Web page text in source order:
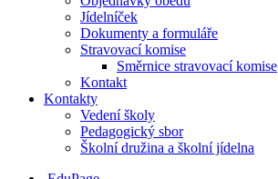
Jídelníček
Dokumenty a formuláře
Stravovací komise
Směrnice stravovací komise
Kontakt
Kontakty
Vedení školy
Pedagogický sbor
Školní družina a školní jídelna